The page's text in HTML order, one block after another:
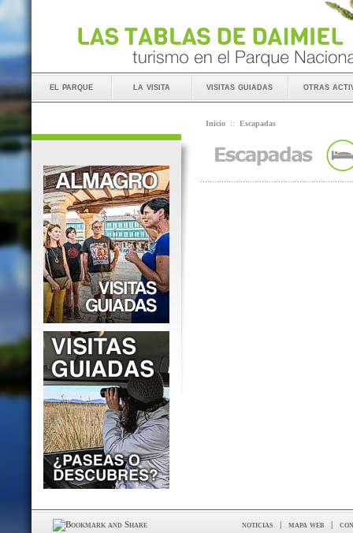
el parque la visita visitas guiadas otras
Inicio :: Escapadas
noticias | mapa web |